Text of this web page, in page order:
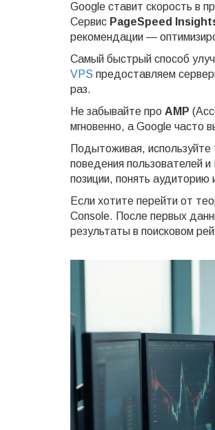
Google ставит скорость в
Сервис PageSpeed
рекомендации —
Самый быстрый способ
VPS предоставляем
раз.
Не забывайте про AMP
мгновенно, а Google часто
Подытоживая,
поведения пользователей
позиции, понять
Если хотите перейти от
Console. После первых
результаты в поисковом